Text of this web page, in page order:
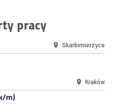
pracy
Contentu i Social Media